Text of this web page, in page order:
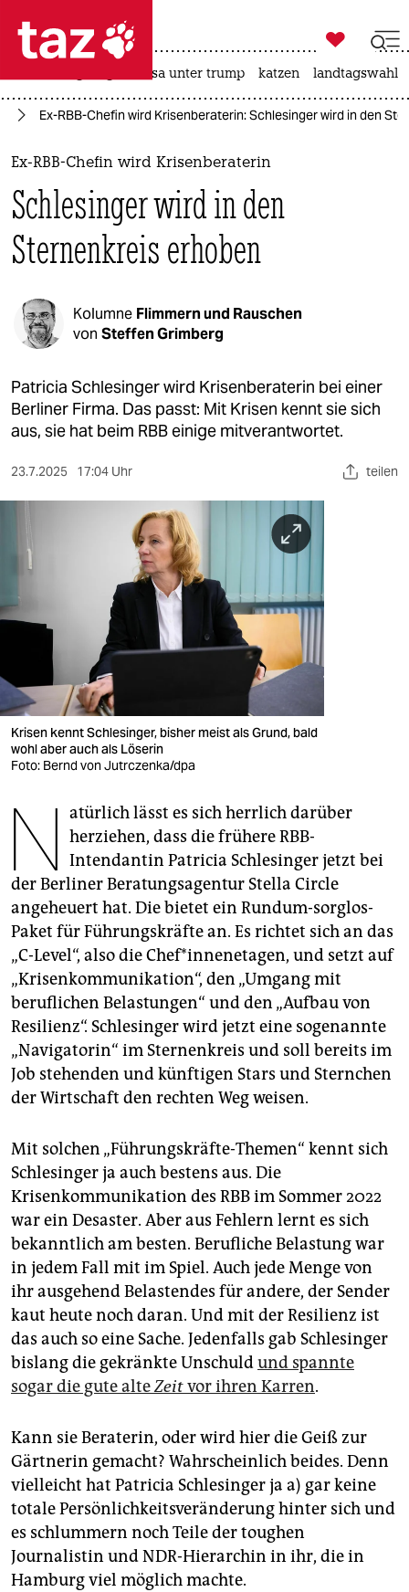
 taz zahl ich
taz zahl ich
themen
politik
öko
kultur
berlin
verlag
verlag
veranstaltungen
fragen & hilfe
unterstützen
abo
epaper login

taz zahl ich
usa unter trump katzen landtagswahl
Ex-RBB-Chefin wird Krisenberaterin: Schlesinger wird in den
Ex-RBB-Chefin wird Krisenberaterin
Schlesinger wird in den
Sternenkreis erhoben
Kolumne Flimmern und Rauschen
von Steffen Grimberg
Patricia Schlesinger wird Krisenberaterin bei einer
Berliner Firma. Das passt: Mit Krisen kennt sie sich
aus, sie hat beim RBB einige mitverantwortet.
23.7.2025 17:04 Uhr teilen
Krisen kennt Schlesinger, bisher meist als Grund, bald
wohl aber auch als Löserin
Foto: Bernd von Jutrczenka/dpa
N atürlich lässt es sich herrlich darüber
herziehen, dass die frühere RBB-
Intendantin Patricia Schlesinger jetzt bei
der Berliner Beratungsagentur Stella Circle
angeheuert hat. Die bietet ein Rundum-sorglos-
Paket für Führungskräfte an. Es richtet sich an das
„C-Level“, also die Che­f*in­nen­eta­gen, und setzt auf
„Krisenkommunikation“, den „Umgang mit
beruflichen Belastungen“ und den „Aufbau von
Resilienz“. Schlesinger wird jetzt eine sogenannte
„Navigatorin“ im Sternenkreis und soll bereits im
Job stehenden und künftigen Stars und Sternchen
der Wirtschaft den rechten Weg weisen.
Mit solchen „Führungskräfte-Themen“ kennt sich
Schlesinger ja auch bestens aus. Die
Krisenkommunikation des RBB im Sommer 2022
war ein Desaster. Aber aus Fehlern lernt es sich
bekanntlich am besten. Berufliche Belastung war
in jedem Fall mit im Spiel. Auch jede Menge von
ihr ausgehend Belastendes für andere, der Sender
kaut heute noch daran. Und mit der Resilienz ist
das auch so eine Sache. Jedenfalls gab Schlesinger
bislang die gekränkte Unschuldund spannte
sogar die gute alteZeitvor ihren Karren.
Kann sie Beraterin, oder wird hier die Geiß zur
Gärtnerin gemacht? Wahrscheinlich beides. Denn
vielleicht hat Patricia Schlesinger ja a) gar keine
totale Persönlichkeitsveränderung hinter sich und
es schlummern noch Teile der toughen
Journalistin und NDR-Hierarchin in ihr, die in
Hamburg viel möglich machte.